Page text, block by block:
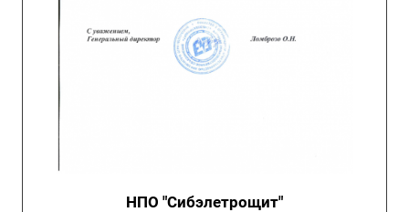
НПО "Сибэлетрощит"